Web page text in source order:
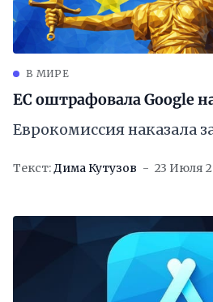
В МИРЕ
ЕС оштрафовала Google
Еврокомиссия наказала
Текст:Дима Кутузов 23 Июля